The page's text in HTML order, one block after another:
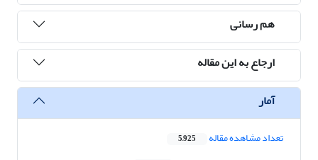
هم رسانی
ارجاع به این مقاله
آمار
تعداد مشاهده مقاله 5,925